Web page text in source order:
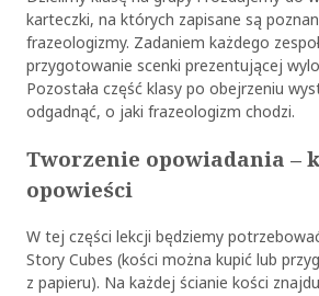
karteczki, na których zapisane są
frazeologizmy. Zadaniem każdego
przygotowanie scenki prezentującej
Pozostała część klasy po obejrzeniu
odgadnąć, o jaki frazeologizm chodzi.
Tworzenie opowiadania –
opowieści
W tej części lekcji będziemy
Story Cubes (kości można kupić lub
z papieru). Na każdej ścianie kości